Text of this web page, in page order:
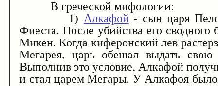
В греческой мифологии:
1) Алкафой- сын царя
Фиеста. После убийства его
Микен. Когда киферонский лев
Мегарея, царь обещал выдать свою
Выполнив это условие, Алкафой
и стал царем Мегары. У Алкафоя